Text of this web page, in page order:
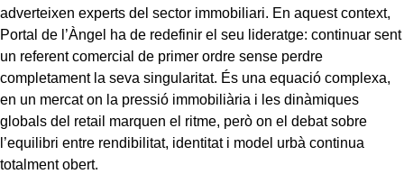
adverteixen experts del sector immobiliari. En aquest context,
Portal de l’Àngel ha de redefinir el seu lideratge: continuar sent
un referent comercial de primer ordre sense perdre
completament la seva singularitat. És una equació complexa,
en un mercat on la pressió immobiliària i les dinàmiques
globals del retail marquen el ritme, però on el debat sobre
l’equilibri entre rendibilitat, identitat i model urbà continua
totalment obert.